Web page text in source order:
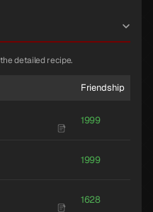
detailed recipe.
Friendship
1999
1999
1628